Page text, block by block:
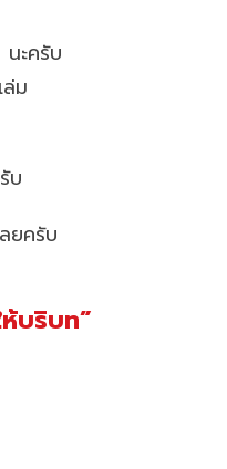
นะครับ
ม
บ
ยครับ
บริบท”